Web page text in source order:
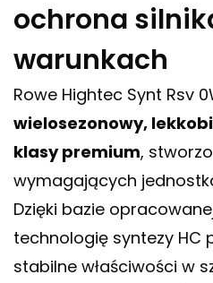
ochrona
warunkach
Rowe Hightec Synt Rsv
wielosezonowy,
klasy premium,
wymagających
Dzięki bazie
technologię syntezy HC
stabilne właściwości w